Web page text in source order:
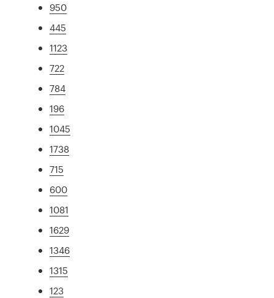
950
445
1123
722
784
196
1045
1738
715
600
1081
1629
1346
1315
123